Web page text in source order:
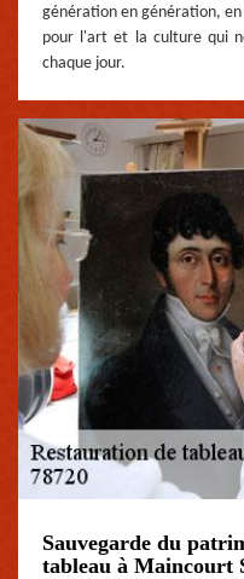
génération en génération,
pour l'art et la culture qui
chaque jour.
Sauvegarde du
tableau à Maincourt